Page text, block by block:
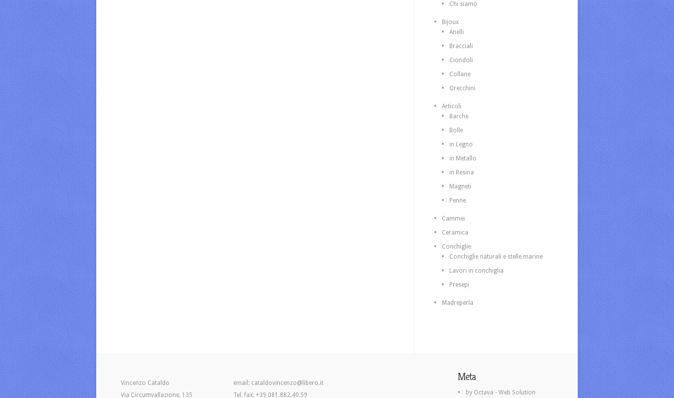
Chi siamo
Bijoux
Anelli
Bracciali
Ciondoli
Collane
Orecchini
Articoli
Barche
Bolle
in Legno
in Metallo
in Resina
Magneti
Penne
Cammei
Ceramica
Conchiglie
Conchiglie naturali e stelle marine
Lavori in conchiglia
Presepi
Madreperla
Vincenzo Cataldo
Via Circumvallazione, 135
email: cataldovincenzo@libero.it
Tel. fax: +39 081.882.40.59
Meta
by Octava - Web Solution